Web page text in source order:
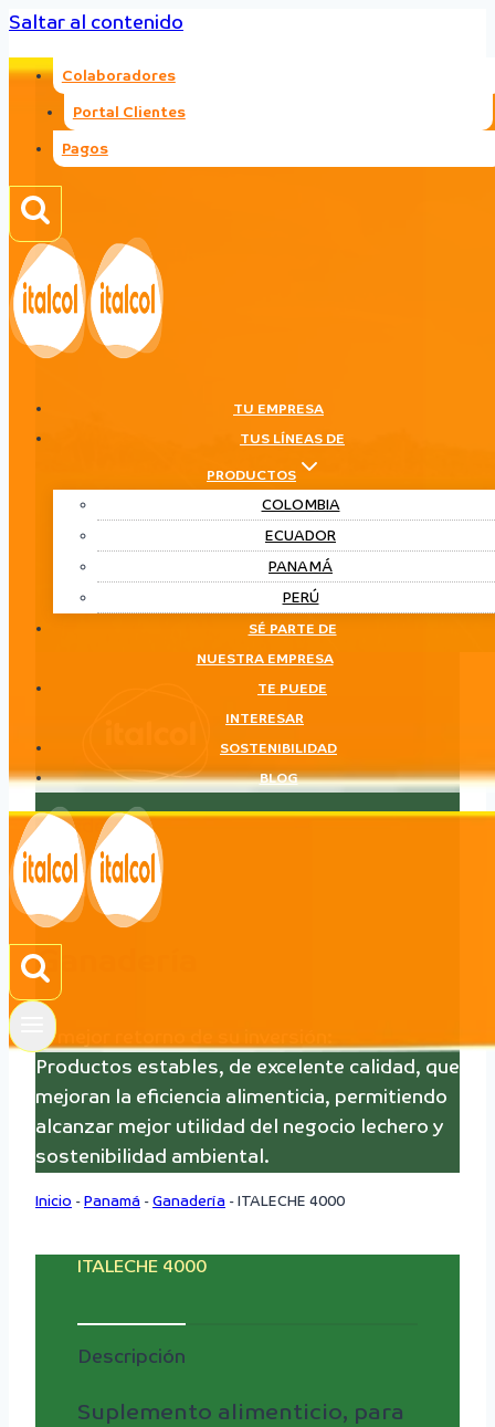
Saltar al contenido
Colaboradores
Portal Clientes
Pagos
TU EMPRESA
TUS LÍNEAS DE
PRODUCTOS
COLOMBIA
ECUADOR
PANAMÁ
PERÚ
SÉ PARTE DE
NUESTRA EMPRESA
TE PUEDE
INTERESAR
SOSTENIBILIDAD
BLOG
Ganadería
LÍNEA
Ganadería
El mejor retorno de su inversión:
Productos estables, de excelente calidad, que
mejoran la eficiencia alimenticia, permitiendo
alcanzar mejor utilidad del negocio lechero y
sostenibilidad ambiental.
Inicio - Panamá - Ganadería - ITALECHE 4000
ITALECHE 4000
Descripción
Suplemento alimenticio, para